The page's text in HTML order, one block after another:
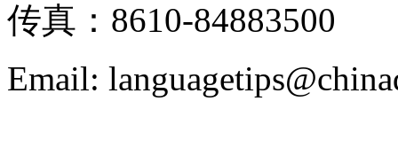
传真：8610-84883500
Email: